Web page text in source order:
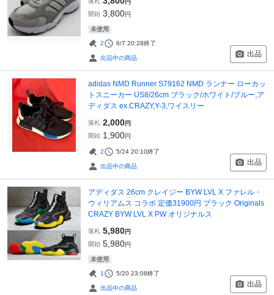
開始 3,800円
未使用
2 6/7 20:28終了
出品中の商品 出品
adidas NMD Runner S79162 NMD ランナー ローカッ
トスニーカー US8/26cm ブラック/ホワイト/ブルー,ア
ディダス ex.CRAZY,Y-3,ワイスリー
落札 2,000円
開始 1,900円
2 5/24 20:10終了
出品中の商品 出品
アディダス 26cm クレイジー BYW LVL X ファレル・
ウィリアムス コラボ 定価31900円 ブラック Originals
CRAZY BYW LVL X PW オリジナルス
落札 5,980円
開始 5,980円
未使用
1 5/20 23:08終了
出品中の商品 出品